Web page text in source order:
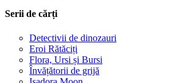
Serii de cărți
Detectivii de dinozauri
Eroi Rătăciți
Flora, Ursi și Bursi
Învățătorii de grijă